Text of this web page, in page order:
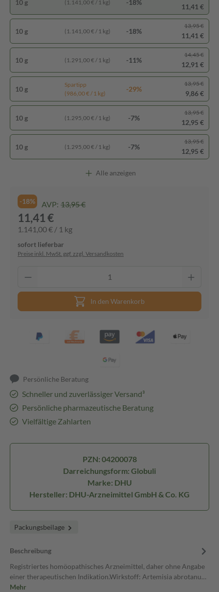
10 g (1.141,00 € / 1 kg) -18%
13,95 €
11,41 €
10 g (1.291,00 € / 1 kg) -11%
14,45 €
12,91 €
10 g
Spartipp
(986,00 € / 1 kg)
-29%
13,95 €
9,86 €
10 g (1.141,00 € / 1 kg) -18%
11,41 €
10 g (1.295,00 € / 1 kg) -7%
13,95 €
12,95 €
10 g (1.295,00 € / 1 kg) -7%
13,95 €
12,95 €
Alle anzeigen
-18% AVP: 13,95 €
11,41 €
1.141,00 € / 1 kg
sofort lieferbar
Preise inkl. MwSt. ggf. zzgl. Versandkosten
In den Warenkorb
Persönliche Beratung
Schneller und zuverlässiger Versand³
Persönliche pharmazeutische Beratung
Vielfältige Zahlarten
PZN: 04200078
Darreichungsform: Globuli
Marke: DHU
Hersteller: DHU-Arzneimittel GmbH & Co. KG
Packungsbeilage
Beschreibung
Registriertes homöopathisches Arzneimittel, daher ohne Angabe
einer therapeutischen Indikation.Wirkstoff: Artemisia abrotanu…
Mehr